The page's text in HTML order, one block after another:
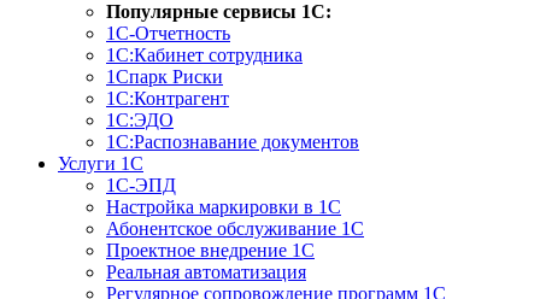
Популярные сервисы 1С:
1С-Отчетность
1С:Кабинет сотрудника
1Спарк Риски
1С:Контрагент
1С:ЭДО
1С:Распознавание документов
Услуги 1С
1С-ЭПД
Настройка маркировки в 1С
Абонентское обслуживание 1С
Проектное внедрение 1С
Реальная автоматизация
Регулярное сопровождение программ 1С